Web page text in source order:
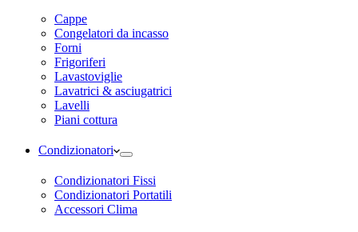
Cappe
Congelatori da incasso
Forni
Frigoriferi
Lavastoviglie
Lavatrici & asciugatrici
Lavelli
Piani cottura
Condizionatori
Condizionatori Fissi
Condizionatori Portatili
Accessori Clima